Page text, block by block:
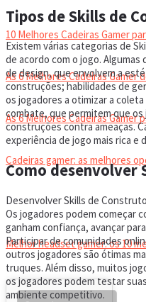
10 Melhores Cadeiras Gamer
As 6 Melhores Cadeiras Gamer
As 6 Melhores Cadeiras Gamer
Cadeiras gamer: as melhores
HEADSET
Melhor headset gamer: os 10
Tipos de Skills de
Existem várias categorias de
de acordo com o jogo. Algumas
de design, que envolvem a
construções; habilidades de
os jogadores a otimizar a
combate, que permitem que
construções contra ameaças.
experiência de jogo mais rica e
Como desenvolver
Desenvolver Skills de
Os jogadores podem começar
ganham confiança, avançar
Participar de comunidades
outros jogadores são ótimas
truques. Além disso, muitos
os jogadores podem testar
ambiente competitivo.